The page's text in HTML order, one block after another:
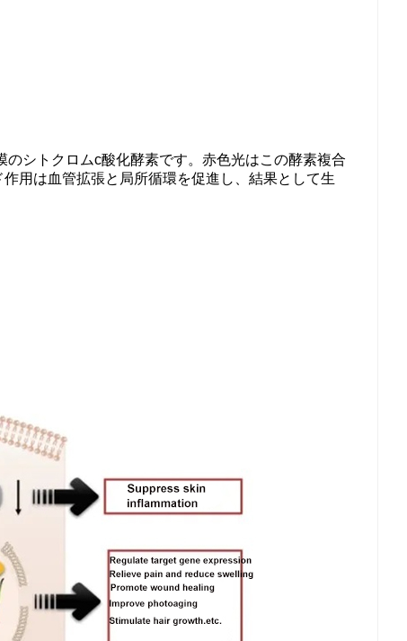
シトクロムc酸化酵素です。赤色光はこの酵素複合
用は血管拡張と局所循環を促進し、結果として生